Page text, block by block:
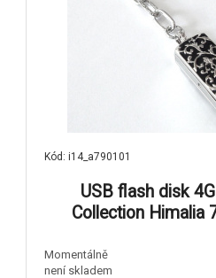
Kód: i14_a790101
USB flash disk
Collection Himalia
Momentálně
není skladem